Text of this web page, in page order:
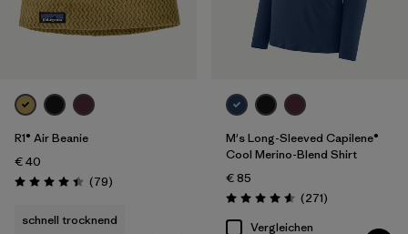
R1® Air Beanie
€ 40
Bewertung: 4.4 / 5
(79Rezensionen
)
schnell trocknend
M's Long-Sleeved Capilene®
Cool Merino-Blend Shirt
€ 85
Bewertung: 4.6 / 5
(271Rezensionen
)
Vergleichen